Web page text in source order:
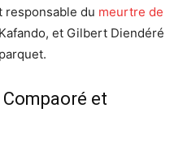
responsable du meurtre de
et Gilbert Diendéré
et